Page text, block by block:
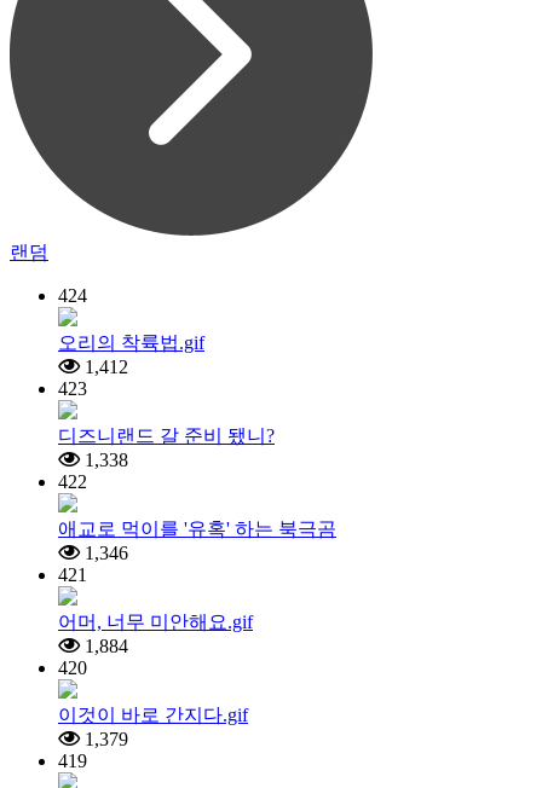
랜덤
424
오리의 착륙법.gif
1,412
423
디즈니랜드 갈 준비 됐니?
1,338
422
애교로 먹이를 '유혹' 하는 북극곰
1,346
421
어머, 너무 미안해요.gif
1,884
420
이것이 바로 간지다.gif
1,379
419